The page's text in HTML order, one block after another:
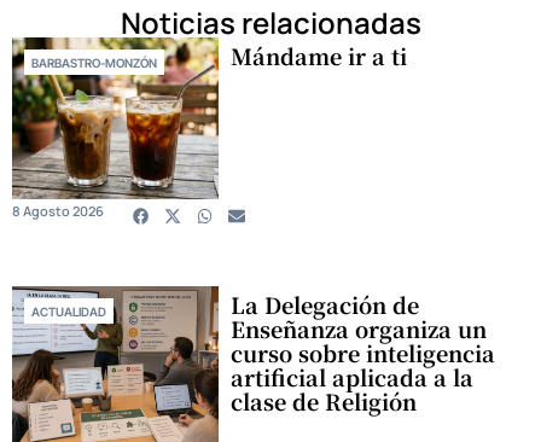
Noticias relacionadas
BARBASTRO-MONZÓN Mándame ir a ti
8 Agosto 2026
ACTUALIDAD La Delegación de
Enseñanza organiza un
curso sobre inteligencia
artificial aplicada a la
clase de Religión